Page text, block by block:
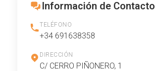
Información de Contacto
TELÉFONO
+34 691638358
DIRECCIÓN
C/ CERRO PIÑONERO, 1